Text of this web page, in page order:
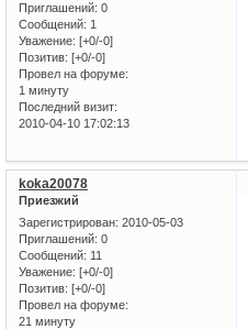
Приглашений: 0
Сообщений: 1
Уважение: [+0/-0]
Позитив: [+0/-0]
Провел на форуме:
1 минуту
Последний визит:
2010-04-10 17:02:13
koka20078
Приезжий
Зарегистрирован: 2010-05-03
Приглашений: 0
Сообщений: 11
Уважение: [+0/-0]
Позитив: [+0/-0]
Провел на форуме:
21 минуту